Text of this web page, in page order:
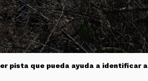
pista que pueda ayuda a identificar a